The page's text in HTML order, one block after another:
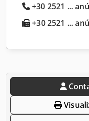
+30 2521 ...
+30 2521 ...